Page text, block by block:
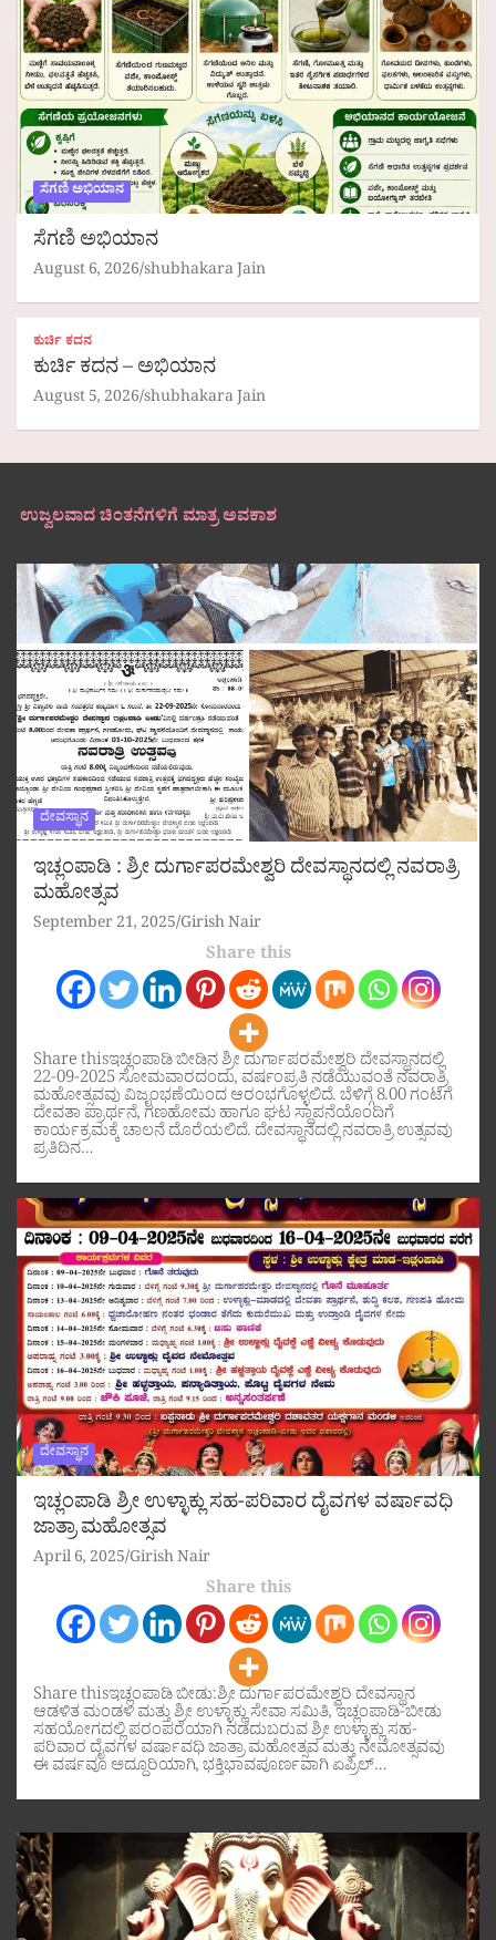
ಸೆಗಣಿ ಅಭಿಯಾನ
ಸೆಗಣಿ ಅಭಿಯಾನ
August 6, 2026 shubhakara Jain
ಕುರ್ಚಿ ಕದನ
ಕುರ್ಚಿ ಕದನ – ಅಭಿಯಾನ
August 5, 2026 shubhakara Jain
ಉಜ್ವಲವಾದ ಚಿಂತನೆಗಳಿಗೆ ಮಾತ್ರ ಅವಕಾಶ
ದೇವಸ್ಥಾನ
ಇಚ್ಲಂಪಾಡಿ : ಶ್ರೀ ದುರ್ಗಾಪರಮೇಶ್ವರಿ ದೇವಸ್ಥಾನದಲ್ಲಿ ನವರಾತ್ರಿ
ಮಹೋತ್ಸವ
September 21, 2025 Girish Nair
Share this
Share thisಇಚ್ಲಂಪಾಡಿ ಬೀಡಿನ ಶ್ರೀ ದುರ್ಗಾಪರಮೇಶ್ವರಿ ದೇವಸ್ಥಾನದಲ್ಲಿ
22-09-2025 ಸೋಮವಾರದಂದು, ವರ್ಷಂಪ್ರತಿ ನಡೆಯುವಂತೆ ನವರಾತ್ರಿ
ಮಹೋತ್ಸವವು ವಿಜೃಂಭಣೆಯಿಂದ ಆರಂಭಗೊಳ್ಳಲಿದೆ. ಬೆಳಿಗ್ಗೆ 8.00 ಗಂಟೆಗೆ
ದೇವತಾ ಪ್ರಾರ್ಥನೆ, ಗಣಹೋಮ ಹಾಗೂ ಘಟ ಸ್ಥಾಪನೆಯೊಂದಿಗೆ
ಕಾರ್ಯಕ್ರಮಕ್ಕೆ ಚಾಲನೆ ದೊರೆಯಲಿದೆ. ದೇವಸ್ಥಾನದಲ್ಲಿ ನವರಾತ್ರಿ ಉತ್ಸವವು
ಪ್ರತಿದಿನ…
ದೇವಸ್ಥಾನ
ಇಚ್ಲಂಪಾಡಿ ಶ್ರೀ ಉಳ್ಳಾಕ್ಲು ಸಹ-ಪರಿವಾರ ದೈವಗಳ ವರ್ಷಾವಧಿ
ಜಾತ್ರಾ ಮಹೋತ್ಸವ
April 6, 2025 Girish Nair
Share this
Share thisಇಚ್ಲಂಪಾಡಿ ಬೀಡು:ಶ್ರೀ ದುರ್ಗಾಪರಮೇಶ್ವರಿ ದೇವಸ್ಥಾನ
ಆಡಳಿತ ಮಂಡಳಿ ಮತ್ತು ಶ್ರೀ ಉಳ್ಳಾಕ್ಲು ಸೇವಾ ಸಮಿತಿ, ಇಚ್ಲಂಪಾಡಿ-ಬೀಡು
ಸಹಯೋಗದಲ್ಲಿ ಪರಂಪರೆಯಾಗಿ ನಡೆದುಬರುವ ಶ್ರೀ ಉಳ್ಳಾಕ್ಲು ಸಹ-
ಪರಿವಾರ ದೈವಗಳ ವರ್ಷಾವಧಿ ಜಾತ್ರಾ ಮಹೋತ್ಸವ ಮತ್ತು ನೇಮೋತ್ಸವವು
ಈ ವರ್ಷವೂ ಅದ್ದೂರಿಯಾಗಿ, ಭಕ್ತಿಭಾವಪೂರ್ಣವಾಗಿ ಏಪ್ರಿಲ್…